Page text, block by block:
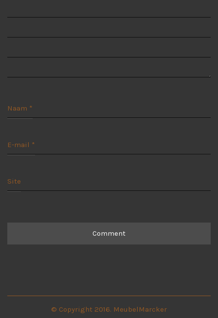
Naam *
E-mail *
Site
© Copyright 2016. MeubelMarcker